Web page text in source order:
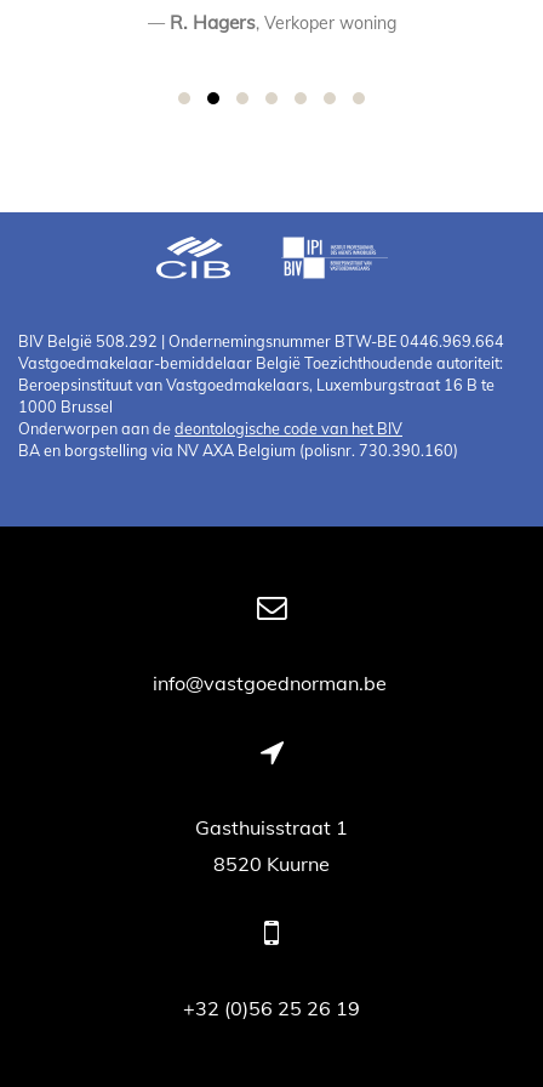
R. Hagers, Verkoper woning
BIV België 508.292 | Ondernemingsnummer BTW-BE 0446.969.664
Vastgoedmakelaar-bemiddelaar België Toezichthoudende autoriteit:
Beroepsinstituut van Vastgoedmakelaars, Luxemburgstraat 16 B te
1000 Brussel
Onderworpen aan dedeontologische code van het BIV
BA en borgstelling via NV AXA Belgium (polisnr. 730.390.160)
info@vastgoednorman.be
Gasthuisstraat 1
8520 Kuurne
+32 (0)56 25 26 19